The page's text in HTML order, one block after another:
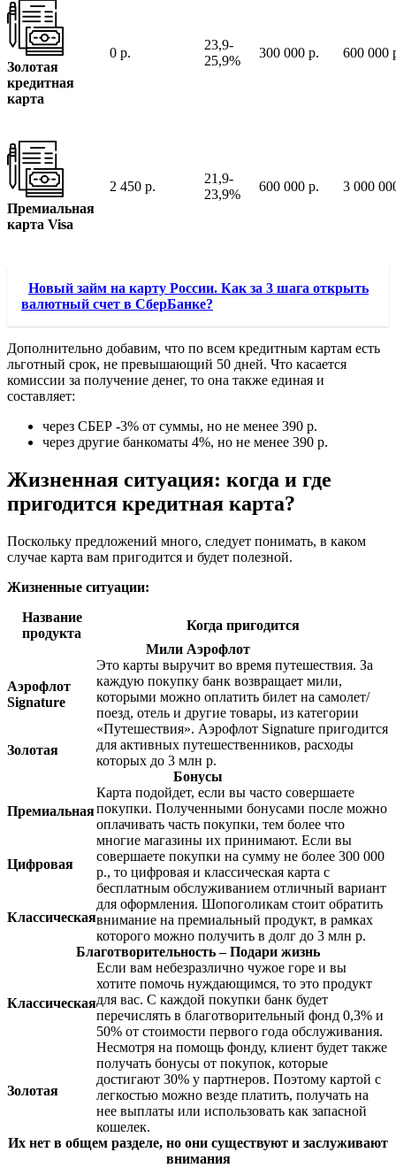
Золотая
кредитная
карта
0 р.
23,9-
25,9%
300 000 р. 600 000
Премиальная
карта Visa
2 450 р.
21,9-
23,9%
600 000 р. 3 000
Новый займ на карту России. Как за 3 шага открыть
валютный счет в СберБанке?
Дополнительно добавим, что по всем кредитным картам есть
льготный срок, не превышающий 50 дней. Что касается
комиссии за получение денег, то она также единая и
составляет:
через СБЕР -3% от суммы, но не менее 390 р.
через другие банкоматы 4%, но не менее 390 р.
Жизненная ситуация: когда и где
пригодится кредитная карта?
Поскольку предложений много, следует понимать, в каком
случае карта вам пригодится и будет полезной.
Жизненные ситуации:
Название
продукта
Когда пригодится
Мили Аэрофлот
Аэрофлот
Signature
Это карты выручит во время путешествия. За
каждую покупку банк возвращает мили,
которыми можно оплатить билет на самолет/
поезд, отель и другие товары, из категории
«Путешествия». Аэрофлот Signature пригодится
для активных путешественников, расходы
которых до 3 млн р.
Золотая
Бонусы
Премиальная
Карта подойдет, если вы часто совершаете
покупки. Полученными бонусами после можно
оплачивать часть покупки, тем более что
многие магазины их принимают. Если вы
совершаете покупки на сумму не более 300 000
р., то цифровая и классическая карта с
бесплатным обслуживанием отличный вариант
для оформления. Шопоголикам стоит обратить
внимание на премиальный продукт, в рамках
которого можно получить в долг до 3 млн р.
Цифровая
Классическая
Благотворительность – Подари жизнь
Классическая
Если вам небезразлично чужое горе и вы
хотите помочь нуждающимся, то это продукт
для вас. С каждой покупки банк будет
перечислять в благотворительный фонд 0,3% и
50% от стоимости первого года обслуживания.
Несмотря на помощь фонду, клиент будет также
получать бонусы от покупок, которые
достигают 30% у партнеров. Поэтому картой с
легкостью можно везде платить, получать на
нее выплаты или использовать как запасной
кошелек.
Золотая
Их нет в общем разделе, но они существуют и заслуживают
внимания